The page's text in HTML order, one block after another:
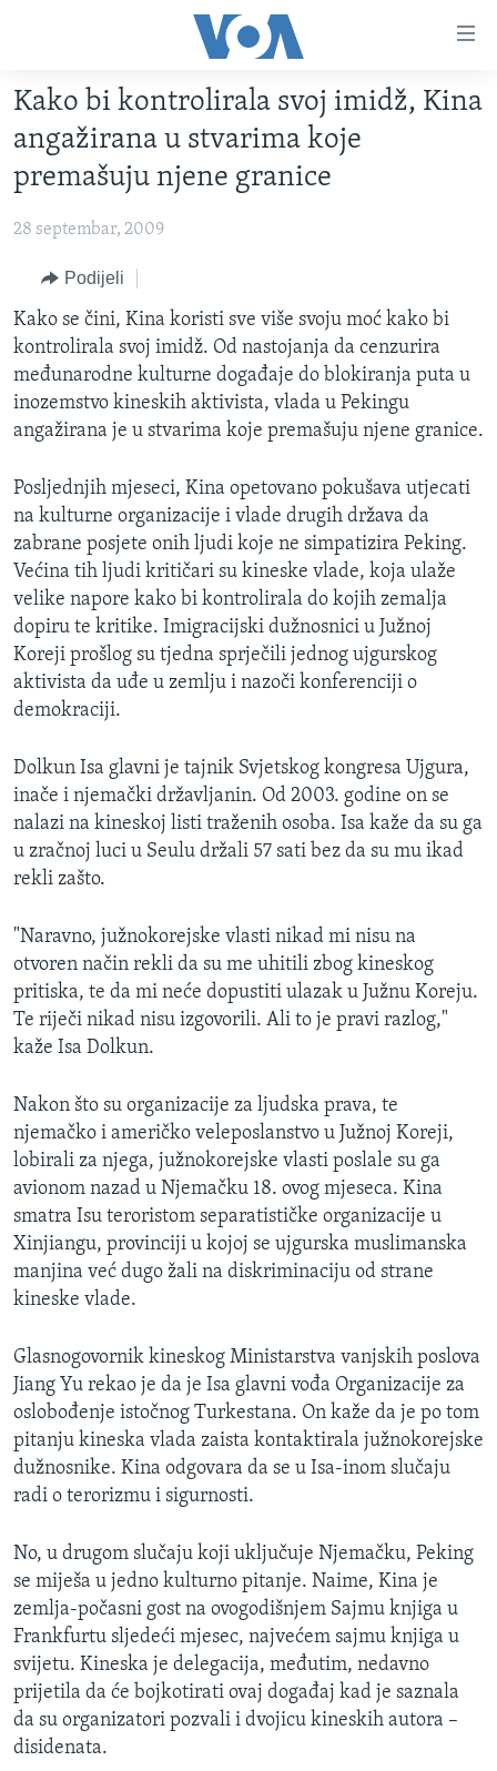
glavni
sadržaj
na
glavnu
navigaciju
pretragu
VIDEO
FOTOGRAFIJE DANA
VIJESTI
SJEDINJENE AMERIČKE DRŽAVE
BOSNA I HERCEGOVINA
SVIJET
NAUKA I TEHNOLOGIJA
SPECIJALNI PROJEKTI
KORUPCIJA
SLOBODA MEDIJA
ŽENSKA STRANA
IZBJEGLIČKA STRANA
MAGAZIN
O GLASU AMERIKE
Learning English
PRATITE NAS
Jezici
Kako bi kontrolirala svoj imidž, Kina
angažirana u stvarima koje
premašuju njene granice
28 septembar, 2009
Podijeli
Kako se čini, Kina koristi sve više svoju moć kako bi
kontrolirala svoj imidž. Od nastojanja da cenzurira
međunarodne kulturne događaje do blokiranja puta u
inozemstvo kineskih aktivista, vlada u Pekingu
angažirana je u stvarima koje premašuju njene granice.
Posljednjih mjeseci, Kina opetovano pokušava utjecati
na kulturne organizacije i vlade drugih država da
zabrane posjete onih ljudi koje ne simpatizira Peking.
Većina tih ljudi kritičari su kineske vlade, koja ulaže
velike napore kako bi kontrolirala do kojih zemalja
dopiru te kritike. Imigracijski dužnosnici u Južnoj
Koreji prošlog su tjedna sprječili jednog ujgurskog
aktivista da uđe u zemlju i nazoči konferenciji o
demokraciji.
Dolkun Isa glavni je tajnik Svjetskog kongresa Ujgura,
inače i njemački državljanin. Od 2003. godine on se
nalazi na kineskoj listi traženih osoba. Isa kaže da su ga
u zračnoj luci u Seulu držali 57 sati bez da su mu ikad
rekli zašto.
"Naravno, južnokorejske vlasti nikad mi nisu na
otvoren način rekli da su me uhitili zbog kineskog
pritiska, te da mi neće dopustiti ulazak u Južnu Koreju.
Te riječi nikad nisu izgovorili. Ali to je pravi razlog,"
kaže Isa Dolkun.
Nakon što su organizacije za ljudska prava, te
njemačko i američko veleposlanstvo u Južnoj Koreji,
lobirali za njega, južnokorejske vlasti poslale su ga
avionom nazad u Njemačku 18. ovog mjeseca. Kina
smatra Isu teroristom separatističke organizacije u
Xinjiangu, provinciji u kojoj se ujgurska muslimanska
manjina već dugo žali na diskriminaciju od strane
kineske vlade.
Glasnogovornik kineskog Ministarstva vanjskih poslova
Jiang Yu rekao je da je Isa glavni vođa Organizacije za
oslobođenje istočnog Turkestana. On kaže da je po tom
pitanju kineska vlada zaista kontaktirala južnokorejske
dužnosnike. Kina odgovara da se u Isa-inom slučaju
radi o terorizmu i sigurnosti.
No, u drugom slučaju koji uključuje Njemačku, Peking
se miješa u jedno kulturno pitanje. Naime, Kina je
zemlja-počasni gost na ovogodišnjem Sajmu knjiga u
Frankfurtu sljedeći mjesec, najvećem sajmu knjiga u
svijetu. Kineska je delegacija, međutim, nedavno
prijetila da će bojkotirati ovaj događaj kad je saznala
da su organizatori pozvali i dvojicu kineskih autora –
disidenata.